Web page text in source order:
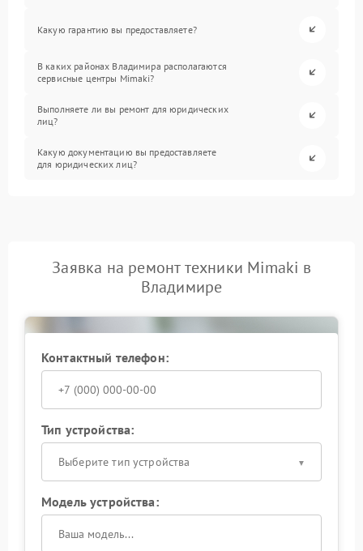
Какую гарантию вы предоставляете?
В каких районах Владимира располагаются
сервисные центры Mimaki?
Выполняете ли вы ремонт для юридических
лиц?
Какую документацию вы предоставляете
для юридических лиц?
Заявка на ремонт техники Mimaki в
Владимире
Контактный телефон:
Тип устройства:
Выберите тип устройства
Модель устройства: